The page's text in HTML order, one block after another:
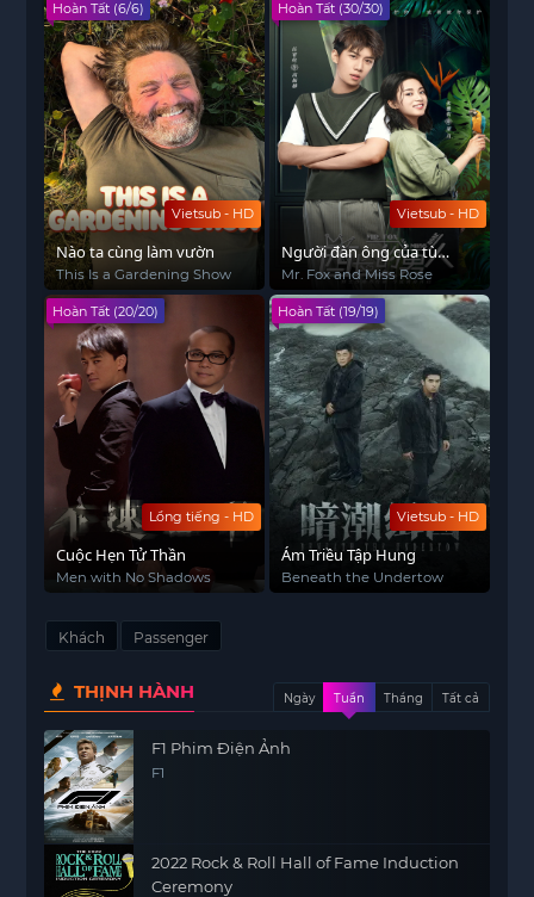
Vietsub - HD
Hoàn Tất (6/6)
Nào ta cùng làm vườn
This Is a Gardening Show
Vietsub - HD
Hoàn Tất (30/30)
Người đàn ông của tù
trưởng
Mr. Fox and Miss Rose
Lồng tiếng - HD
Hoàn Tất (20/20)
Cuộc Hẹn Tử Thần
Men with No Shadows
Vietsub - HD
Hoàn Tất (19/19)
Ám Triều Tập Hung
Beneath the Undertow
Khách Passenger
THỊNH HÀNH Ngày Tuần Tháng Tất cả
F1 Phim Điện Ảnh
F1
2022 Rock & Roll Hall of Fame Induction
Ceremony